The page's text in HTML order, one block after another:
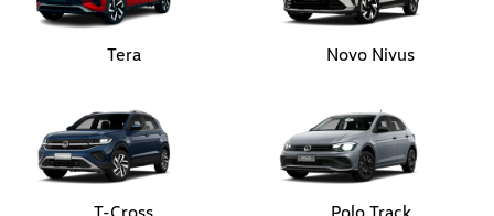
Tera Novo Nivus
T-Cross Polo Track